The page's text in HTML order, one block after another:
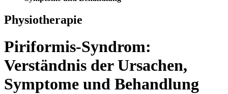
Physiotherapie
Piriformis-Syndrom:
Verständnis der Ursachen,
Symptome und Behandlung